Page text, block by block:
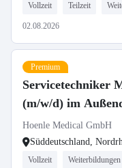
Vollzeit Teilzeit
02.08.2026
Premium
Servicetechniker
(m/w/d) im
Hoenle Medical GmbH
Süddeutschland,
Vollzeit Weiterbildungen